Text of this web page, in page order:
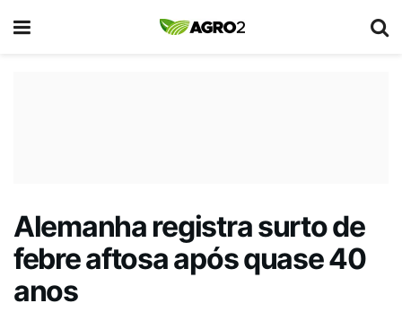
Alemanha registra surto de
febre aftosa após quase 40
anos